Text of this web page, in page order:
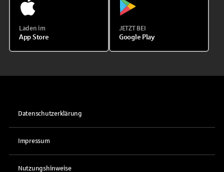
Laden im
App Store
JETZT BEI
Google Play
Datenschutzerklärung
Impressum
Nutzungshinweise